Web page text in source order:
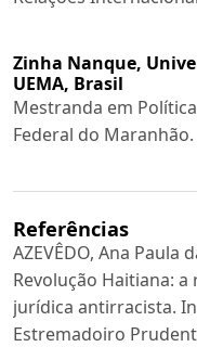
Zinha Nanque,
UEMA, Brasil
Mestranda em
Federal do Maranhão.
Referências
AZEVÊDO, Ana Paula
Revolução Haitiana:
jurídica antirracista.
Estremadoiro